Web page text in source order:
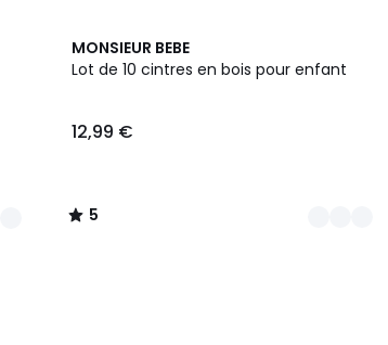
MONSIEUR BEBE
Lot de 10 cintres en bois pour enfant
12,99 €
5
/
4
Couleurs
5
/